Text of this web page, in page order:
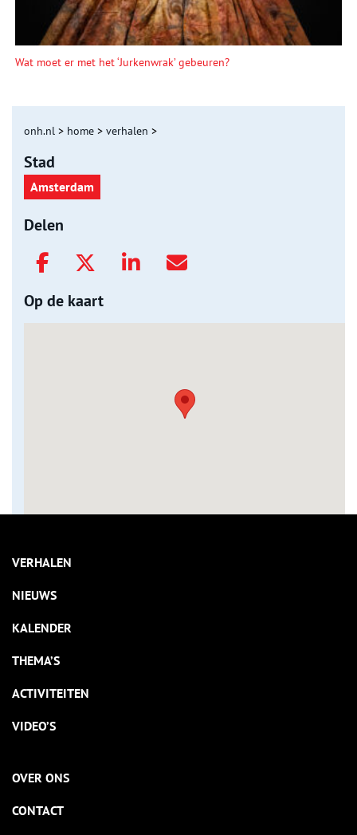
Wat moet er met het ‘Jurkenwrak’ gebeuren?
onh.nl > home > verhalen >
Stad
Amsterdam
Delen
Op de kaart
VERHALEN
NIEUWS
KALENDER
THEMA’S
ACTIVITEITEN
VIDEO’S
OVER ONS
CONTACT